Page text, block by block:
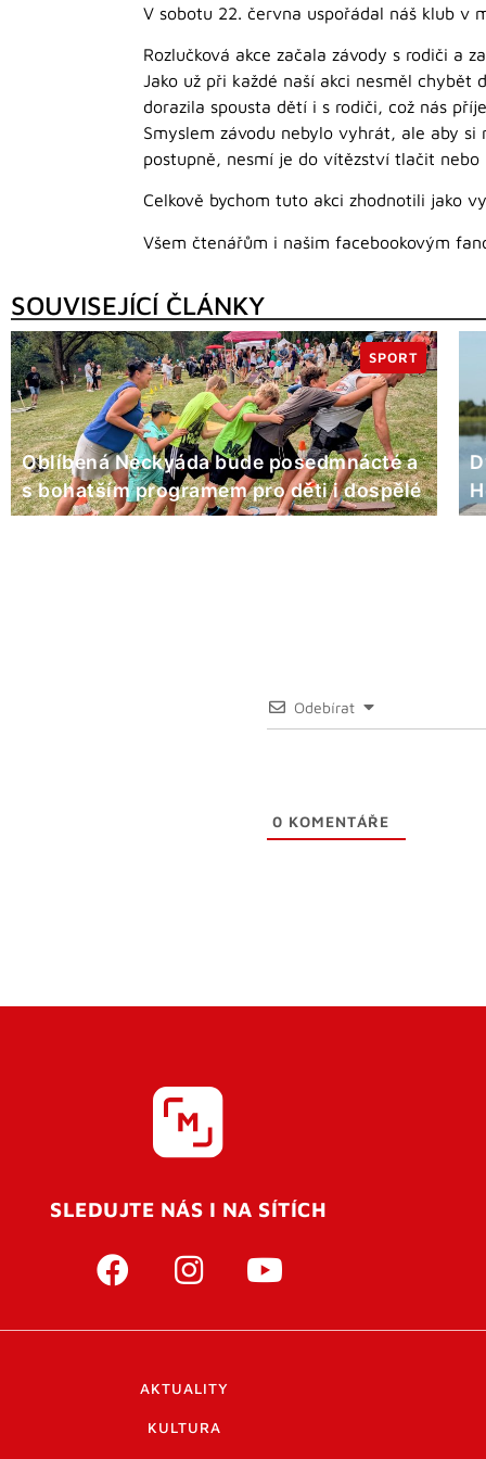
V sobotu 22. června uspořádal náš klub v
Rozlučková akce začala závody s rodiči a
Jako už při každé naší akci nesměl
dorazila spousta dětí i s rodiči, což nás
Smyslem závodu nebylo vyhrát, ale aby
postupně, nesmí je do vítězství tlačit
Celkově bychom tuto akci zhodnotili jako
Všem čtenářům i našim facebookovým
SOUVISEJÍCÍ ČLÁNKY
Oblíbená Neckyáda bude posedmnácté a
s bohatším programem pro děti i dospělé
SPORT
Odebírat
0 KOMENTÁŘE
SLEDUJTE NÁS I NA SÍTÍCH
AKTUALITY
KULTURA